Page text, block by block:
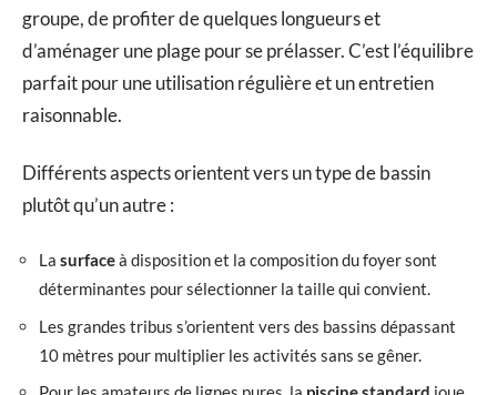
groupe, de profiter de quelques longueurs et
d’aménager une plage pour se prélasser. C’est l’équilibre
parfait pour une utilisation régulière et un entretien
raisonnable.
Différents aspects orientent vers un type de bassin
plutôt qu’un autre :
La surfaceà disposition et la composition du foyer sont
déterminantes pour sélectionner la taille qui convient.
Les grandes tribus s’orientent vers des bassins dépassant
10 mètres pour multiplier les activités sans se gêner.